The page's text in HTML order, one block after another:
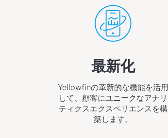
最新化
Yellowfinの革新的な機能を活用
して、顧客にユニークなアナリ
ティクスエクスペリエンスを構
築します。